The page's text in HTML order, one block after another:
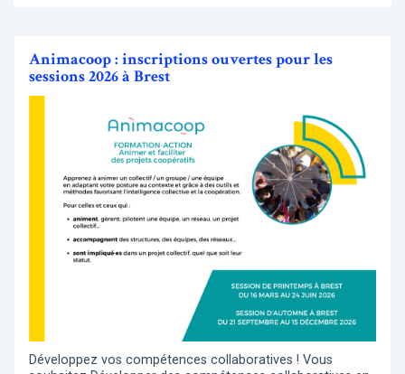
Animacoop : inscriptions ouvertes pour les
sessions 2026 à Brest
Développez vos compétences collaboratives ! Vous